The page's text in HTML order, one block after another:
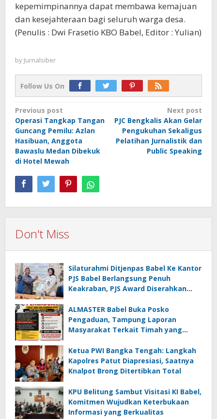
kepemimpinannya dapat membawa kemajuan
dan kesejahteraan bagi seluruh warga desa.
(Penulis : Dwi Frasetio KBO Babel, Editor : Yulian)
by Jurnalsiber
Follow Us On
Post
navigation
Previous post
Operasi Tangkap Tangan
Guncang Pemilu: Azlan
Hasibuan, Anggota
Bawaslu Medan Dibekuk
di Hotel Mewah
Next post
PJC Bengkalis Akan Gelar
Pengukuhan Sekaligus
Pelatihan Jurnalistik dan
Public Speaking
Don't Miss
Silaturahmi Ditjenpas Babel Ke Kantor
PJS Babel Berlangsung Penuh
Keakraban, PJS Award Diserahkan
ALMASTER Babel Buka Posko
Pengaduan, Tampung Laporan
Masyarakat Terkait Timah yang
Ketua PWI Bangka Tengah: Langkah
Kapolres Patut Diapresiasi, Saatnya
Knalpot Brong Ditertibkan Total
KPU Belitung Sambut Visitasi KI Babel,
Komitmen Wujudkan Keterbukaan
Informasi yang Berkualitas